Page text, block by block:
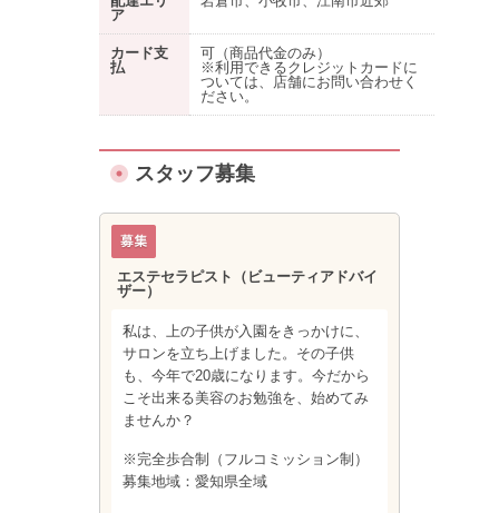
ア
カード支
払
可（商品代金のみ）
※利用できるクレジットカードに
ついては、店舗にお問い合わせく
ださい。
スタッフ募集
エステセラピスト（ビューティアドバイ
ザー）
私は、上の子供が入園をきっかけに、
サロンを立ち上げました。その子供
も、今年で20歳になります。今だから
こそ出来る美容のお勉強を、始めてみ
ませんか？
※完全歩合制（フルコミッション制）
募集地域：愛知県全域